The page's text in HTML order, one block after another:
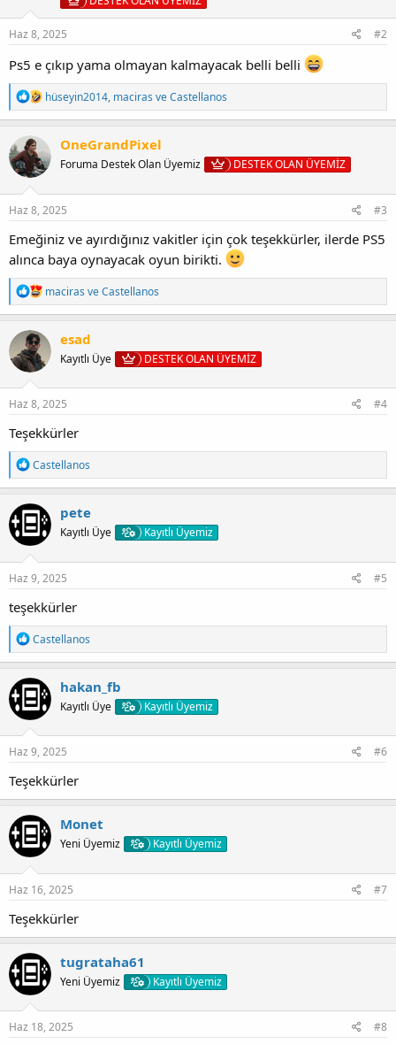
Haz 8, 2025 #2
Ps5 e çıkıp yama olmayan kalmayacak belli belli
T
e
p
l
r
:
hüseyin2014, maciras veCastellanos
OneGrandPixel
Foruma Destek Olan Üyemiz DESTEK OLAN ÜYEMİZ
Haz 8, 2025 #3
Emeğiniz ve ayırdığınız vakitler için çok teşekkürler, ilerde PS5
alınca baya oynayacak oyun birikti.
T
e
p
l
r
:
maciras veCastellanos
esad
Kayıtlı Üye DESTEK OLAN ÜYEMİZ
Haz 8, 2025 #4
Teşekkürler
T
e
p
k
i
l
e
r
:
Castellanos
pete
Kayıtlı Üye Kayıtlı Üyemiz
Haz 9, 2025 #5
teşekkürler
T
e
p
k
i
l
e
r
:
Castellanos
hakan_fb
Kayıtlı Üye Kayıtlı Üyemiz
Haz 9, 2025 #6
Teşekkürler
Monet
Yeni Üyemiz Kayıtlı Üyemiz
Haz 16, 2025 #7
Teşekkürler
tugrataha61
Yeni Üyemiz Kayıtlı Üyemiz
Haz 18, 2025 #8